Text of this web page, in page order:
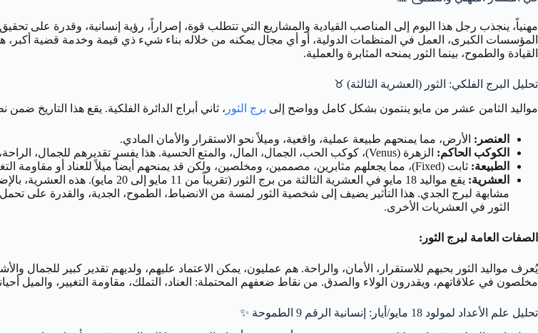
مهنياً، ينجذب رجل هذا اليوم إلى المناصب القيادية والمشاريع التي تتطلب قوة، إصراراً، رؤية إنسانية، وقدرة على
القيادة والطموح، بينما الثور يمنحه المثابرة والعملية.
تحليل البرج الفلكي: الثور (العشرية الثالثة) ♉
مواليد الثامن عشر من مايو ينتمون بشكل كامل وواضح إلى برج الثور ، ثاني أبراج الدائرة الفلكية. يقع هذا التاريخ
العنصر: الأرض، مما يمنحهم طبيعة عملية، واقعية، وميلاً نحو الاستقرار والأمان المادي.
الكوكب الحاكم: الزهرة (Venus)، كوكب الحب، الجمال، المال، والمتع الحسية. هذا يفسر تقديرهم للجمال، الراحة، والعلاقات المتناغمة.
الطبيعة: ثابت (Fixed)، مما يجعلهم مثابرين، مصممين، ومخلصين، ولكن قد يمنحهم أيضاً ميلاً للعناد أو مقاومة التغيير.
العشرية:
مشابهة لبرج الجدي. هذا التأثير يضيف إلى شخصية الثور لمسة من الانضباط، الطموح، الجدية، والقدرة على
الثور في العشريات الأخرى.
الصفات العامة لبرج الثور:
يُعرف مواليد الثور بحبهم للاستقرار، الأمان، والراحة. هم عمليون، يمكن الاعتماد عليهم، ولديهم تقدير كبير للجمال
مخلصون في علاقاتهم، ويقدرون الولاء والصدق. من نقاط ضعفهم المحتملة: العناد، التملك، مقاومة التغيير، والميل
تحليل علم الأعداد لمولود 18 مايو/أيار: إنسانية الرقم 9 الطموحة ✨